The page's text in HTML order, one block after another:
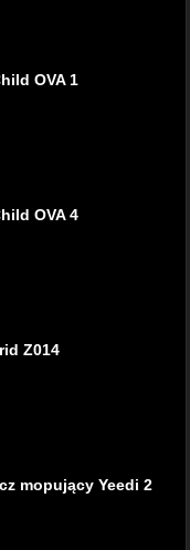
OVA 1
OVA 4
Z014
mopujący Yeedi 2